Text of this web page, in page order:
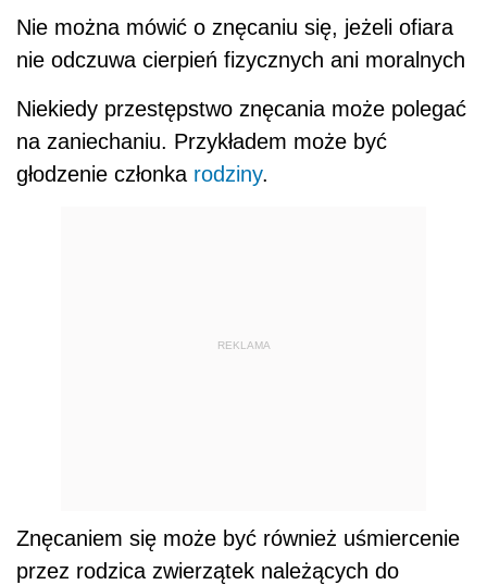
Nie można mówić o znęcaniu się, jeżeli ofiara
nie odczuwa cierpień fizycznych ani moralnych
Niekiedy przestępstwo znęcania może polegać
na zaniechaniu. Przykładem może być
głodzenie członka rodziny.
REKLAMA
Znęcaniem się może być również uśmiercenie
przez rodzica zwierzątek należących do